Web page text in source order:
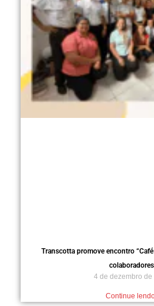
Transcotta promove encontro
4 de dezembro de
Continue